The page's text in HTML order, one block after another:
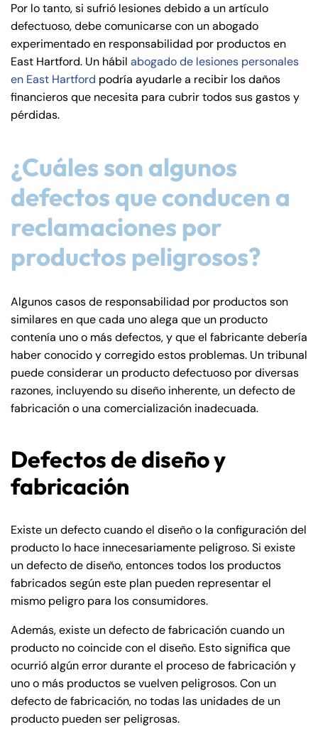
Por lo tanto, si sufrió lesiones debido a un artículo
defectuoso, debe comunicarse con un abogado
experimentado en responsabilidad por productos en
East Hartford. Un hábil abogado de lesiones personales
en East Hartford podría ayudarle a recibir los daños
financieros que necesita para cubrir todos sus gastos y
pérdidas.
¿Cuáles son algunos
defectos que conducen a
reclamaciones por
productos peligrosos?
Algunos casos de responsabilidad por productos son
similares en que cada uno alega que un producto
contenía uno o más defectos, y que el fabricante debería
haber conocido y corregido estos problemas. Un tribunal
puede considerar un producto defectuoso por diversas
razones, incluyendo su diseño inherente, un defecto de
fabricación o una comercialización inadecuada.
Defectos de diseño y
fabricación
Existe un defecto cuando el diseño o la configuración del
producto lo hace innecesariamente peligroso. Si existe
un defecto de diseño, entonces todos los productos
fabricados según este plan pueden representar el
mismo peligro para los consumidores.
Además, existe un defecto de fabricación cuando un
producto no coincide con el diseño. Esto significa que
ocurrió algún error durante el proceso de fabricación y
uno o más productos se vuelven peligrosos. Con un
defecto de fabricación, no todas las unidades de un
producto pueden ser peligrosas.